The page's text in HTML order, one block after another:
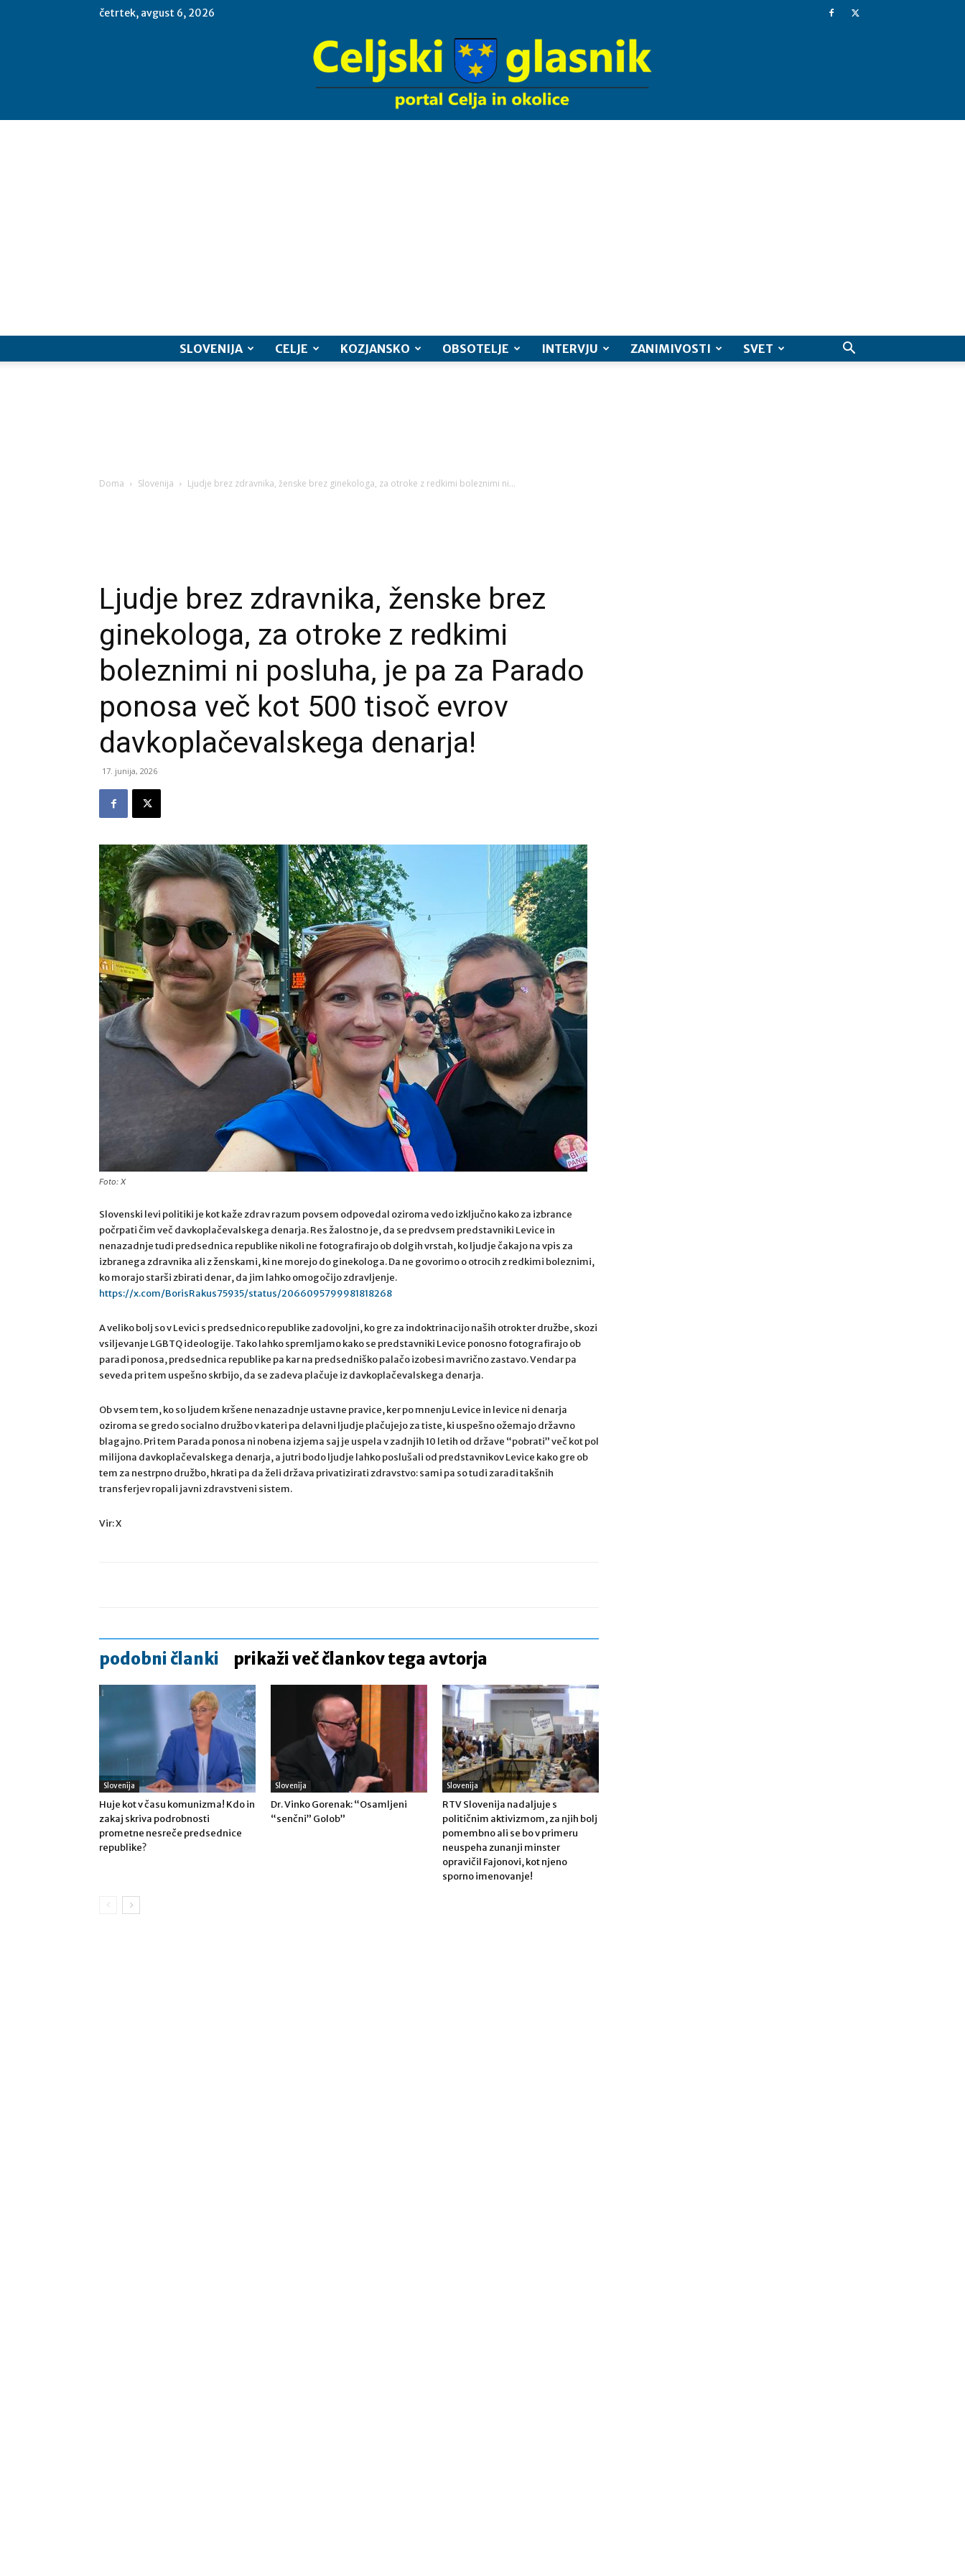
četrtek, avgust 6, 2026
SLOVENIJA CELJE KOZJANSKO OBSOTELJE INTERVJU ZANIMIVOSTI SVET
Doma Slovenija Ljudje brez zdravnika, ženske brez ginekologa, za otroke z redkimi boleznimi ni...
Ljudje brez zdravnika, ženske brez
ginekologa, za otroke z redkimi
boleznimi ni posluha, je pa za Parado
ponosa več kot 500 tisoč evrov
davkoplačevalskega denarja!
17. junija, 2026
Foto: X
Slovenski levi politiki je kot kaže zdrav razum povsem odpovedal oziroma vedo izključno kako za izbrance
počrpati čim več davkoplačevalskega denarja. Res žalostno je, da se predvsem predstavniki Levice in
nenazadnje tudi predsednica republike nikoli ne fotografirajo ob dolgih vrstah, ko ljudje čakajo na vpis za
izbranega zdravnika ali z ženskami, ki ne morejo do ginekologa. Da ne govorimo o otrocih z redkimi boleznimi,
ko morajo starši zbirati denar, da jim lahko omogočijo zdravljenje.
https://x.com/BorisRakus75935/status/2066095799981818268
A veliko bolj so v Levici s predsednico republike zadovoljni, ko gre za indoktrinacijo naših otrok ter družbe, skozi
vsiljevanje LGBTQ ideologije. Tako lahko spremljamo kako se predstavniki Levice ponosno fotografirajo ob
paradi ponosa, predsednica republike pa kar na predsedniško palačo izobesi mavrično zastavo. Vendar pa
seveda pri tem uspešno skrbijo, da se zadeva plačuje iz davkoplačevalskega denarja.
Ob vsem tem, ko so ljudem kršene nenazadnje ustavne pravice, ker po mnenju Levice in levice ni denarja
oziroma se gredo socialno družbo v kateri pa delavni ljudje plačujejo za tiste, ki uspešno ožemajo državno
blagajno. Pri tem Parada ponosa ni nobena izjema saj je uspela v zadnjih 10 letih od države “pobrati” več kot pol
milijona davkoplačevalskega denarja, a jutri bodo ljudje lahko poslušali od predstavnikov Levice kako gre ob
tem za nestrpno družbo, hkrati pa da želi država privatizirati zdravstvo: sami pa so tudi zaradi takšnih
transferjev ropali javni zdravstveni sistem.
Vir: X
podobni članki prikaži več člankov tega avtorja
Slovenija
Huje kot v času komunizma! Kdo in
zakaj skriva podrobnosti
prometne nesreče predsednice
republike?
Slovenija
Dr. Vinko Gorenak: “Osamljeni
“senčni” Golob”
Slovenija
RTV Slovenija nadaljuje s
političnim aktivizmom, za njih bolj
pomembno ali se bo v primeru
neuspeha zunanji minster
opravičil Fajonovi, kot njeno
sporno imenovanje!